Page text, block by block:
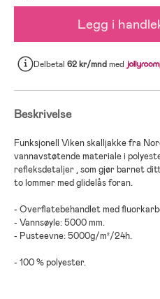
Legg i
Delbetal 62 kr/mndmed
Beskrivelse
Funksjonell Viken skalljakke fra
vannavstøtende materiale i
refleksdetaljer , som gjør barnet
to lommer med glidelås foran.
- Overflatebehandlet med
- Vannsøyle: 5000 mm.
- Pusteevne: 5000g/m²/24h.
- 100 % polyester.